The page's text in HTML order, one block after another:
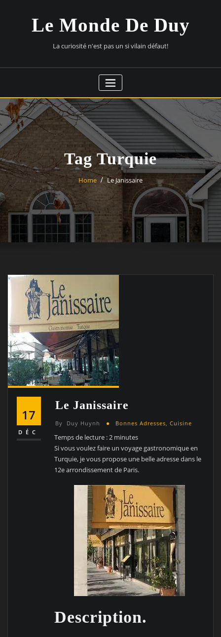
Le Monde De Duy
La curiosité n'est pas un si vilain défaut!
Tag Turquie
Home Le Janissaire
17
DÉC
Le Janissaire
By Duy Huynh Bonnes Adresses, Cuisine
Temps de lecture :2 minutes
Si vous voulez faire un voyage gastronomique en
Turquie, je vous propose une belle adresse dans le
12e arrondissement de Paris.
Description.